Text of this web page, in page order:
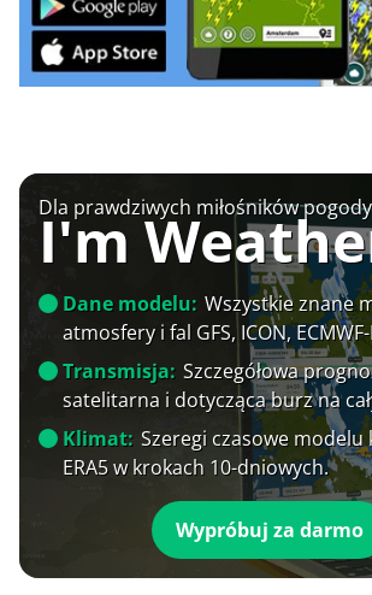
Dla prawdziwych miłośników
I'm
Dane modelu: Wszystkie znane
atmosfery i fal GFS, ICON,
Transmisja: Szczegółowa
satelitarna i dotycząca burz na
Klimat: Szeregi czasowe
ERA5 w krokach 10-dniowych.
Wypróbuj za darmo